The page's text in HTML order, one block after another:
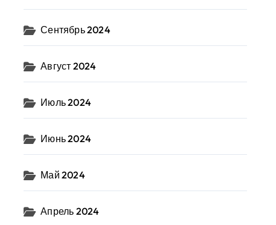
Сентябрь 2024
Август 2024
Июль 2024
Июнь 2024
Май 2024
Апрель 2024